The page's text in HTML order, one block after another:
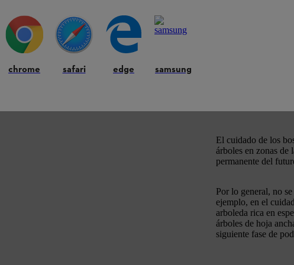
de latifoliadas (especies de hoja ancha) es: «La frondosidad debe
con alturas de árbol a partir de 2 metros y un diámetro de árbol inferior a 7
muchas tormentas han arrancado innumerables árboles. El calor y la
pérdidas para el sector de la silvicultura. La buena noticia es que,
El cuidado de los
árboles en zonas de
permanente del
Por lo general, no
ejemplo, en el
arboleda rica en
árboles de hoja
siguiente fase de
chrome safari edge samsung